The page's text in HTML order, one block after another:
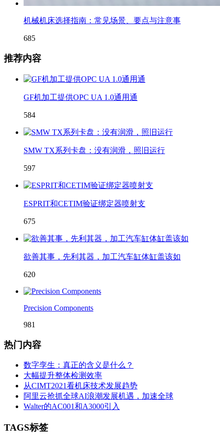
机械机床选择指南：常见场景、要点与注意事
685
推荐内容
GF机加工提供OPC UA 1.0通用通
584
SMW TX系列卡盘：没有润滑，照旧运行
597
ESPRIT和CETIM验证绑定器喷射支
675
欲善其事，先利其器，加工汽车缸体缸盖该如
620
Precision Components
981
热门内容
数字孪生：真正的含义是什么？
大幅提升整体检测效率
从CIMT2021看机床技术发展趋势
阿里云抢抓全球AI浪潮发展机遇，加速全球
Walter的AC001和A3000引入
TAGS标签